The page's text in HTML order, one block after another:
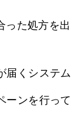
った処方を出
届くシステム
ーンを行って